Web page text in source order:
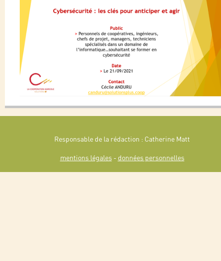
Responsable de la rédaction : Catherine Matt
mentions légales - données personnelles